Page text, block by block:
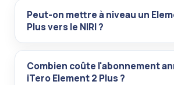
Peut-on mettre à niveau un
Plus vers le NIRI ?
Combien coûte l'abonnement
iTero Element 2 Plus ?